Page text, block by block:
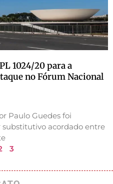
1024/20 para a
no Fórum Nacional
Paulo Guedes foi
acordado entre
3